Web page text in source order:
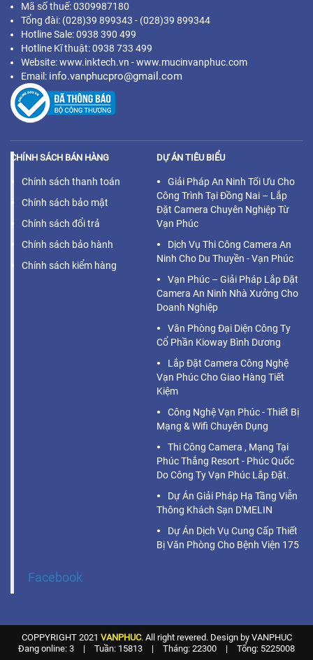
Mã số thuế: 0309987180
Tổng đài: (028)39 899343 - (028)39 899344
Hotline Sale: 0938 390 499
Hotline Kĩ thuật: 0938 733 499
Website: www.inktech.vn - www.mucinvanphuc.com
Email: info.vanphucpro@gmail.com
CHÍNH SÁCH BÁN HÀNG
Chính sách thanh toán
Chính sách bảo mật
Chính sách đổi trả
Chính sách bảo hành
Chính sách kiểm hàng
DỰ ÁN TIÊU BIỂU
Giải Pháp An Ninh Tối Ưu Cho
Công Trình Tại Đồng Nai – Lắp
Đặt Camera Chuyên Nghiệp Từ
Vạn Phúc
Dịch Vụ Thi Công Camera An
Ninh Cho Du Thuyền - Vạn Phúc
Vạn Phúc – Giải Pháp Lắp Đặt
Camera An Ninh Nhà Xưởng Cho
Doanh Nghiệp
Văn Phòng Đại Diện Công Ty
Cổ Phần Kioway Bình Dương
Lắp Đặt Camera Công Nghệ
Vạn Phúc Cho Giao Hàng Tiết
Kiệm
Công Nghệ Vạn Phúc - Thiết Bị
Mạng & Wifi Chuyên Dụng
Thi Công Camera , Mạng Tại
Phúc Thắng Resort - Phúc Quốc
Do Công Ty Vạn Phúc Lắp Đặt.
Dự Án Giải Pháp Hạ Tầng Viễn
Thông Khách Sạn D'MELIN
Dự Án Dịch Vụ Cung Cấp Thiết
Bị Văn Phòng Cho Bệnh Viện 175
Facebook
COPPYRIGHT 2021 VANPHUC. All right revered. Design by VANPHUC
Đang online: 3
| Tuần: 15813 | Tháng: 22300 | Tổng: 5225008